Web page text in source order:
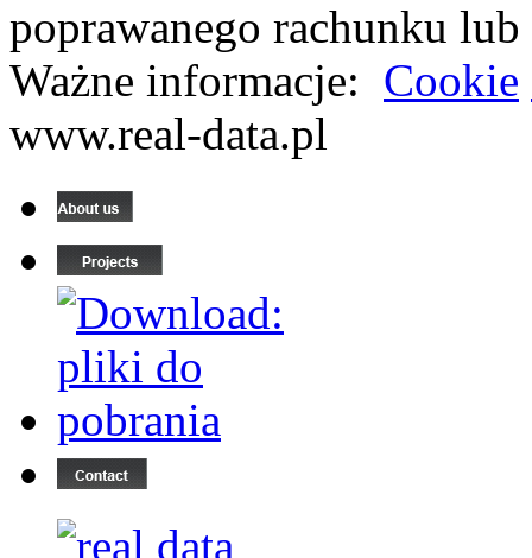
poprawanego rachunku
Ważne informacje: Cookie
www.real-data.pl